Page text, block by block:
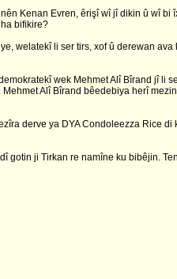
Kenan Evren, êrişî wî jî dikin û wî
bifikire?
welatekî li ser tirs, xof û derewan
wek Mehmet Alî Bîrand jî li
Alî Bîrand bêedebiya herî
derve ya DYA Condoleezza Rice di
ji Tirkan re namîne ku bibêjin.